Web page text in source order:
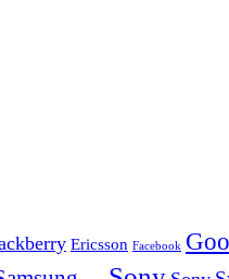
Ericsson Facebook